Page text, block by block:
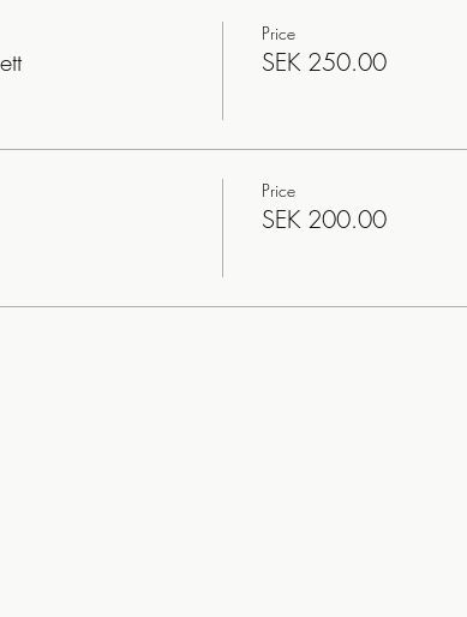
Price
SEK 250.00
Price
SEK 200.00